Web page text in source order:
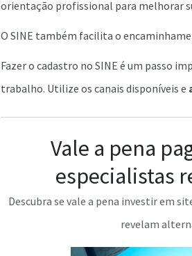
orientação profissional para melhorar
O SINE também facilita o
Fazer o cadastro no SINE é um passo
trabalho. Utilize os canais disponíveis e
Vale a pena
especialistas
Descubra se vale a pena investir em
revelam